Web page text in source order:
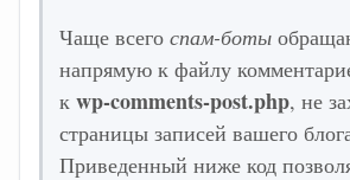
Чаще всегоспам-боты
напрямую к файлу
кwp-comments-post.php, не
страницы записей вашего
Приведенный ниже код